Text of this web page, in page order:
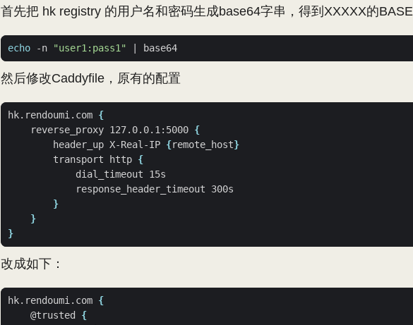
首先把 hk registry 的用户名和密码生成base64字串，得到XXXXX的
echo -n "user1:pass1"
然后修改Caddyfile，原有的配置
hk.rendoumi.com {
    reverse_proxy 127.0.0.1:5000
{
        header_up X-Real-IP
{remote_host}
        transport http
{
}
}
}
改成如下：
hk.rendoumi.com {
    @trusted
{